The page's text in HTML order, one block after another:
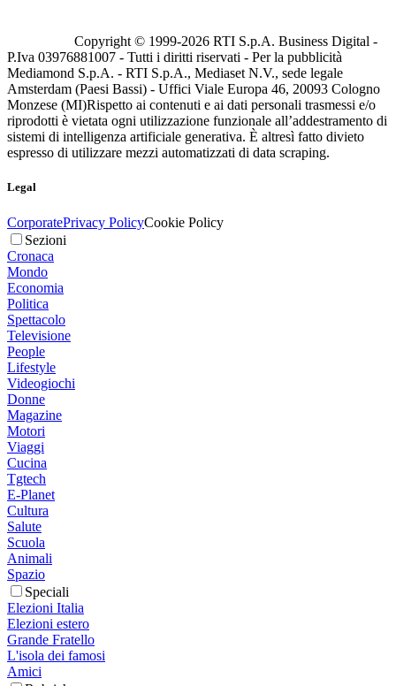
Copyright © 1999-2026 RTI S.p.A. Business Digital -
P.Iva 03976881007 - Tutti i diritti riservati - Per la pubblicità
Mediamond S.p.A. - RTI S.p.A., Mediaset N.V., sede legale
Amsterdam (Paesi Bassi) - Uffici Viale Europa 46, 20093 Cologno
Monzese (MI)Rispetto ai contenuti e ai dati personali trasmessi e/o
riprodotti è vietata ogni utilizzazione funzionale all’addestramento di
sistemi di intelligenza artificiale generativa. È altresì fatto divieto
espresso di utilizzare mezzi automatizzati di data scraping.
Legal
CorporatePrivacy PolicyCookie Policy
Sezioni
Cronaca
Mondo
Economia
Politica
Spettacolo
Televisione
People
Lifestyle
Videogiochi
Donne
Magazine
Motori
Viaggi
Cucina
Tgtech
E-Planet
Cultura
Salute
Scuola
Animali
Spazio
Speciali
Elezioni Italia
Elezioni estero
Grande Fratello
L'isola dei famosi
Amici